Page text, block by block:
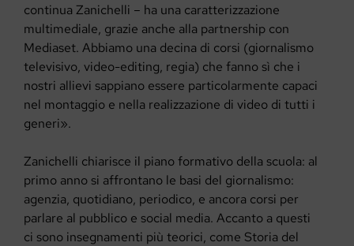
continua Zanichelli – ha una caratterizzazione
multimediale, grazie anche alla partnership con
Mediaset. Abbiamo una decina di corsi (giornalismo
televisivo, video-editing, regia) che fanno sì che i
nostri allievi sappiano essere particolarmente capaci
nel montaggio e nella realizzazione di video di tutti i
generi».
Zanichelli chiarisce il piano formativo della scuola: al
primo anno si affrontano le basi del giornalismo:
agenzia, quotidiano, periodico, e ancora corsi per
parlare al pubblico e social media. Accanto a questi
ci sono insegnamenti più teorici, come Storia del